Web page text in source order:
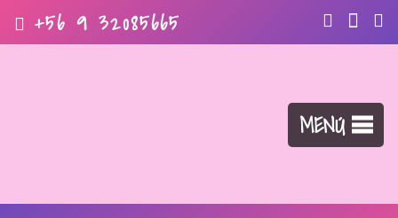
+56 9 32085665
MENÚ